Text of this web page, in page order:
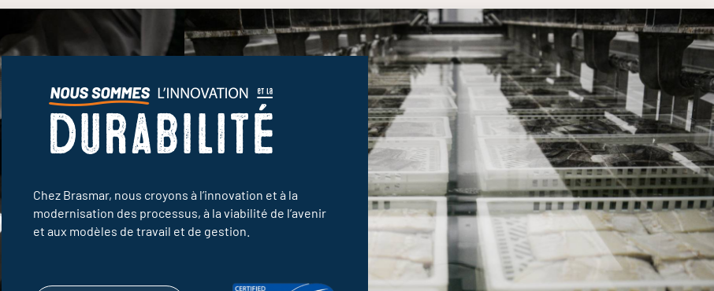
Chez Brasmar, nous croyons à l’innovation et à la
modernisation des processus, à la viabilité de l’avenir
et aux modèles de travail et de gestion.